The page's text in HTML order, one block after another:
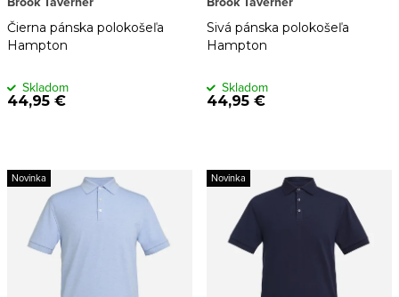
o
v
k
t
v
Čierna pánska polokošeľa
Hampton
44,95 €
Skladom
Sivá pánska polokošeľa
Hampton
44,95 €
Skladom
Novinka Novinka